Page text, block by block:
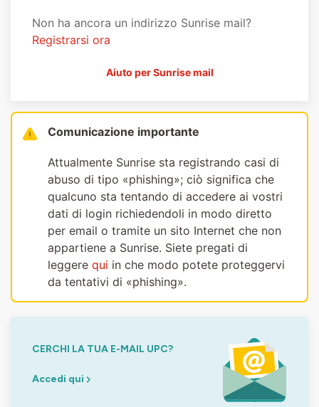
Non ha ancora un indirizzo Sunrise mail?
Registrarsi ora
Aiuto per Sunrise mail
Comunicazione importante
Attualmente Sunrise sta registrando casi di
abuso di tipo «phishing»; ciò significa che
qualcuno sta tentando di accedere ai vostri
dati di login richiedendoli in modo diretto
per email o tramite un sito Internet che non
appartiene a Sunrise. Siete pregati di
leggere qui in che modo potete proteggervi
da tentativi di «phishing».
CERCHI LA TUA E-MAIL UPC?
Accedi qui